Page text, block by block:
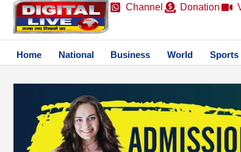
Channel Donation
Home National Business World Sports